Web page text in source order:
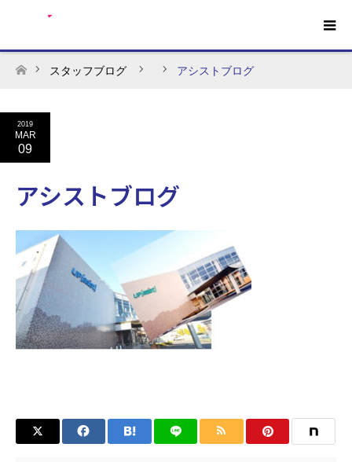
ホーム
スタッフブログ アシストブログ
2019
MAR
09
アシストブログ